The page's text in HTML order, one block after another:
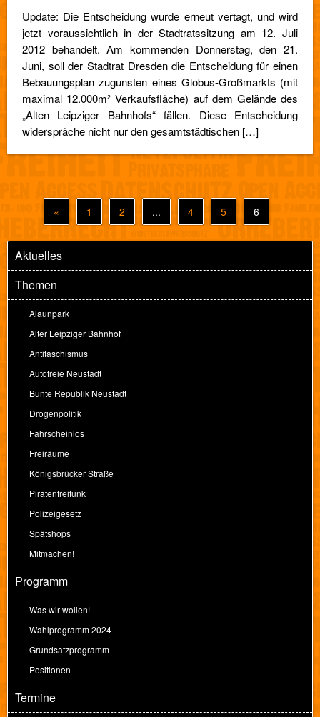
Update: Die Entscheidung wurde erneut vertagt, und wird
jetzt voraussichtlich in der Stadtratssitzung am 12. Juli
2012 behandelt. Am kommenden Donnerstag, den 21.
Juni, soll der Stadtrat Dresden die Entscheidung für einen
Bebauungsplan zugunsten eines Globus-Großmarkts (mit
maximal 12.000m² Verkaufsfläche) auf dem Gelände des
„Alten Leipziger Bahnhofs“ fällen. Diese Entscheidung
widerspräche nicht nur den gesamtstädtischen […]
« 1 2 ... 4 5 6
Aktuelles
Themen
Alaunpark
Alter Leipziger Bahnhof
Antifaschismus
Autofreie Neustadt
Bunte Republik Neustadt
Drogenpolitik
Fahrscheinlos
Freiräume
Königsbrücker Straße
Piratenfreifunk
Polizeigesetz
Spätshops
Mitmachen!
Programm
Was wir wollen!
Wahlprogramm 2024
Grundsatzprogramm
Positionen
Termine